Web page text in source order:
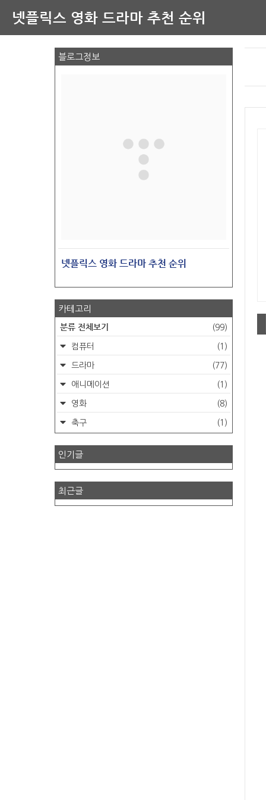
넷플릭스 영화 드라마 추천 순위
블로그정보
넷플릭스 영화 드라마 추천 순위
카테고리
분류 전체보기 (99)
컴퓨터 (1)
드라마 (77)
애니메이션 (1)
영화 (8)
축구 (1)
인기글
최근글